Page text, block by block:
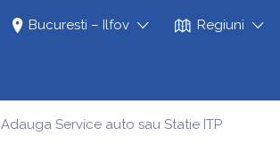
Bucuresti – Ilfov Regiuni
Adauga Service auto sau Statie ITP